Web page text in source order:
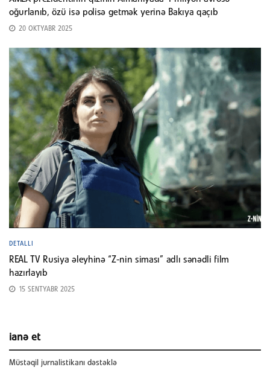
oğurlanıb, özü isə polisə getmək yerinə Bakıya qaçıb
20 OKTYABR 2025
DETALLI
REAL TV Rusiya əleyhinə “Z-nin siması” adlı sənədli film
hazırlayıb
15 SENTYABR 2025
ianə et
Müstəqil jurnalistikanı dəstəklə